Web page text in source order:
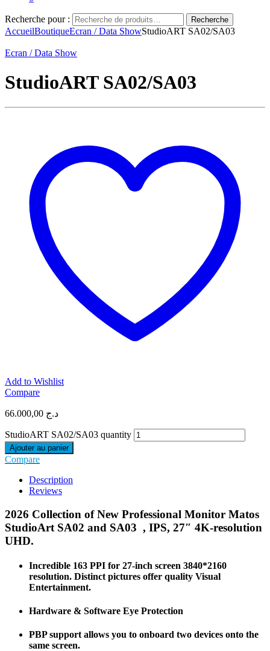
Recherche pour : Recherche
AccueilBoutiqueEcran / Data ShowStudioART SA02/SA03
Ecran / Data Show
StudioART SA02/SA03
Add to Wishlist
Compare
د.ج
StudioART SA02/SA03 quantity
Ajouter au panier
Compare
Description
Reviews
2026 Collection of New Professional Monitor Matos
StudioArt SA02 and SA03 , IPS, 27″ 4K-resolution
UHD.
Incredible 163 PPI for 27-inch screen 3840*2160
resolution. Distinct pictures offer quality Visual
Entertainment.
Hardware & Software Eye Protection
PBP support allows you to onboard two devices onto the
same screen.